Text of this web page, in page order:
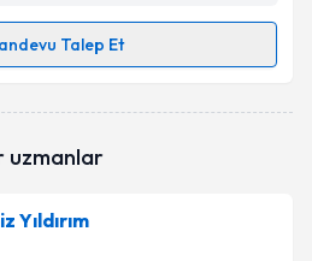
Talep Et
Talebi
randevu almanız için bir
uzmanlar
Yıldırım